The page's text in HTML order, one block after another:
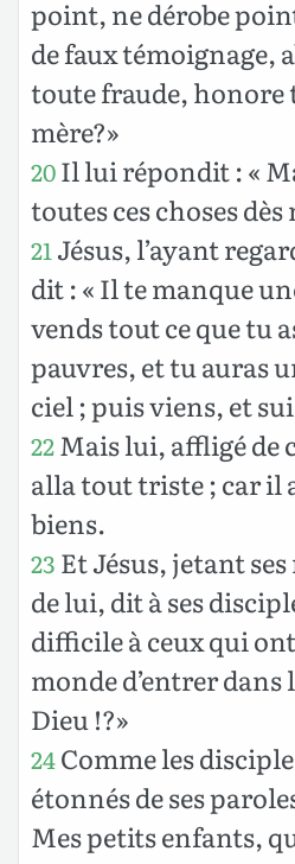
point, ne dérobe
de faux témoignage,
toute fraude, honore
mère?»
20Il lui répondit : «
toutes ces choses dès
21Jésus, l’ayant
dit : « Il te manque
vends tout ce que tu
pauvres, et tu auras
ciel ; puis viens, et
22Mais lui, affligé de
alla tout triste ; car il
biens.
23 Et Jésus, jetant
de lui, dit à ses
difficile à ceux qui
monde d’entrer dans
Dieu !?»
24Comme les
étonnés de ses
Mes petits enfants,